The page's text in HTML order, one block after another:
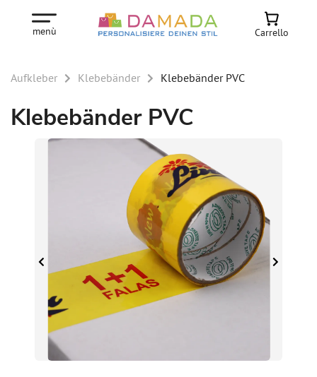
menù Carrello
Aufkleber Klebebänder Klebebänder PVC
Klebebänder PVC